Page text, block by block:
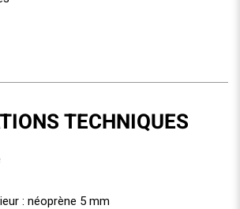
TECHNIQUES
: néoprène 5 mm